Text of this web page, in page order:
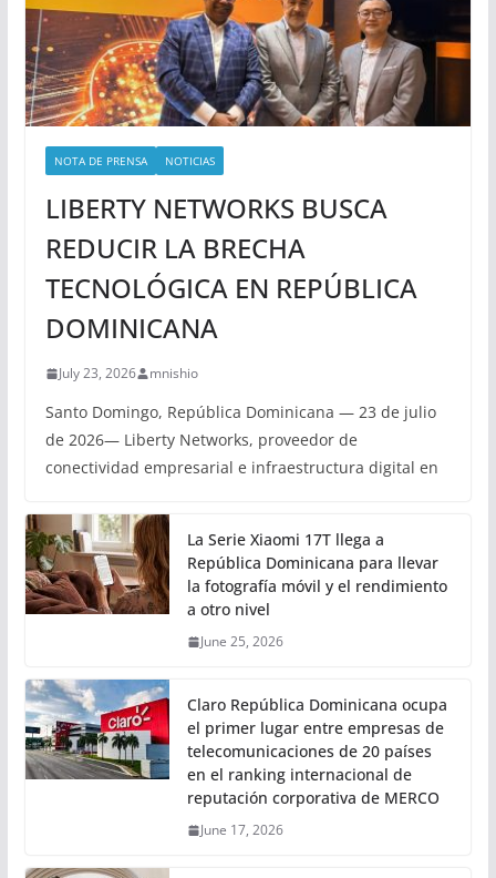
NOTA DE PRENSA NOTICIAS
LIBERTY NETWORKS BUSCA
REDUCIR LA BRECHA
TECNOLÓGICA EN REPÚBLICA
DOMINICANA
July 23, 2026 mnishio
Santo Domingo, República Dominicana — 23 de julio
de 2026— Liberty Networks, proveedor de
conectividad empresarial e infraestructura digital en
La Serie Xiaomi 17T llega a
República Dominicana para llevar
la fotografía móvil y el rendimiento
a otro nivel
June 25, 2026
Claro República Dominicana ocupa
el primer lugar entre empresas de
telecomunicaciones de 20 países
en el ranking internacional de
reputación corporativa de MERCO
June 17, 2026